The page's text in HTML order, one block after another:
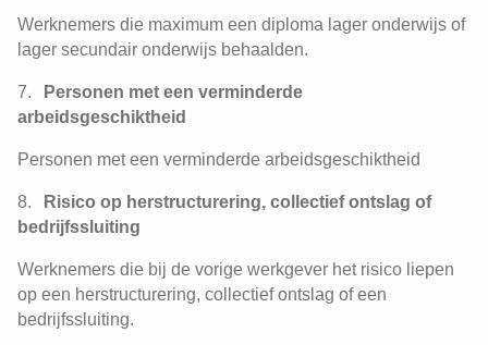
Werknemers die maximum een diploma lager onderwijs of
lager secundair onderwijs behaalden.
Personen met een verminderde
arbeidsgeschiktheid
Personen met een verminderde arbeidsgeschiktheid
Risico op herstructurering, collectief ontslag of
bedrijfssluiting
Werknemers die bij de vorige werkgever het risico liepen
op een herstructurering, collectief ontslag of een
bedrijfssluiting.